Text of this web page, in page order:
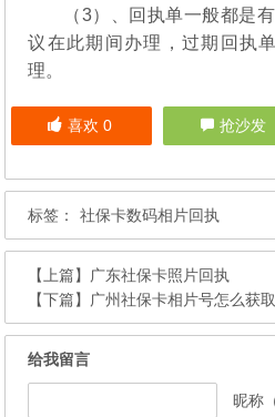
（3）、回执单一般都是
议在此期间办理，过期回执
理。
喜欢 0 抢沙发
标签： 社保卡数码相片回执
【上篇】 广东社保卡照片回执
【下篇】 广州社保卡相片号怎么获取
给我留言
昵称